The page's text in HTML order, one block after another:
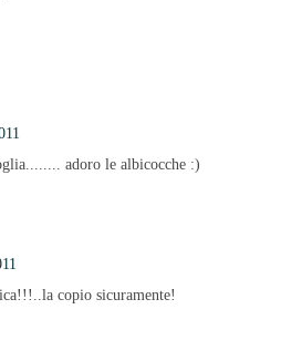
adoro le albicocche :)
copio sicuramente!